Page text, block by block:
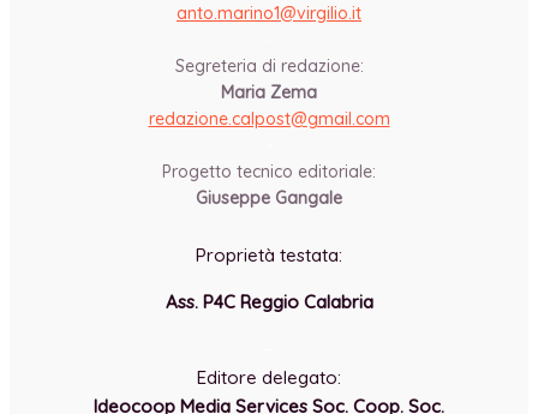
anto.marino1@virgilio.it
Segreteria di redazione:
Maria Zema
redazione.calpost@gmail.com
Progetto tecnico editoriale:
Giuseppe Gangale
Proprietà testata:
Ass. P4C Reggio Calabria
Editore delegato:
Ideocoop Media Services Soc. Coop. Soc.